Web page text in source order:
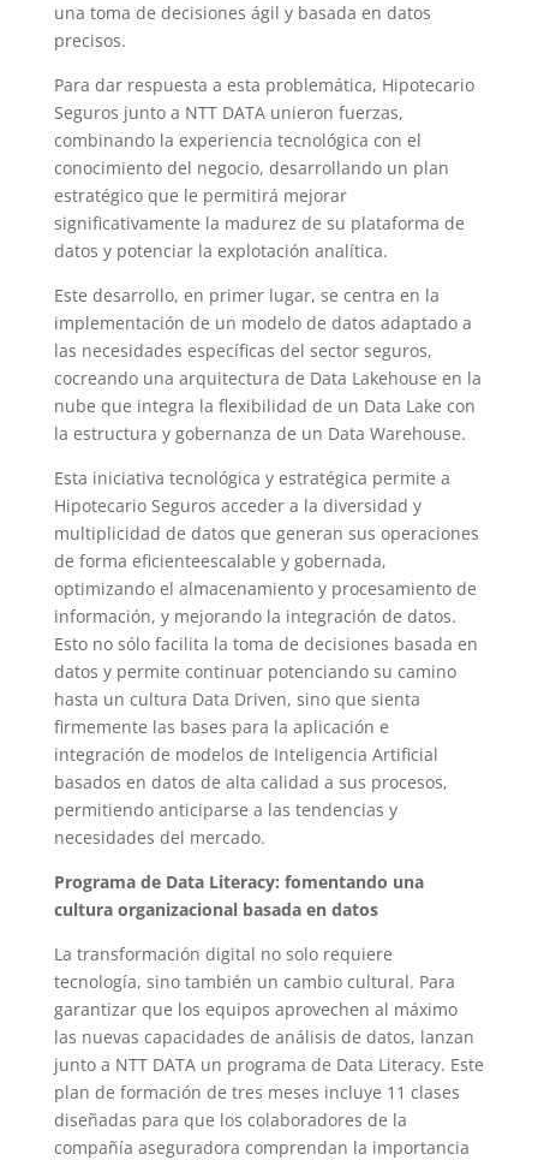
una toma de decisiones ágil y basada en datos
precisos.
Para dar respuesta a esta problemática, Hipotecario
Seguros junto a NTT DATA unieron fuerzas,
combinando la experiencia tecnológica con el
conocimiento del negocio, desarrollando un plan
estratégico que le permitirá mejorar
significativamente la madurez de su plataforma de
datos y potenciar la explotación analítica.
Este desarrollo, en primer lugar, se centra en la
implementación de un modelo de datos adaptado a
las necesidades específicas del sector seguros,
cocreando una arquitectura de Data Lakehouse en la
nube que integra la flexibilidad de un Data Lake con
la estructura y gobernanza de un Data Warehouse.
Esta iniciativa tecnológica y estratégica permite a
Hipotecario Seguros acceder a la diversidad y
multiplicidad de datos que generan sus operaciones
de forma eficienteescalable y gobernada,
optimizando el almacenamiento y procesamiento de
información, y mejorando la integración de datos.
Esto no sólo facilita la toma de decisiones basada en
datos y permite continuar potenciando su camino
hasta un cultura Data Driven, sino que sienta
firmemente las bases para la aplicación e
integración de modelos de Inteligencia Artificial
basados en datos de alta calidad a sus procesos,
permitiendo anticiparse a las tendencias y
necesidades del mercado.
Programa de Data Literacy: fomentando una
cultura organizacional basada en datos
La transformación digital no solo requiere
tecnología, sino también un cambio cultural. Para
garantizar que los equipos aprovechen al máximo
las nuevas capacidades de análisis de datos, lanzan
junto a NTT DATA un programa de Data Literacy. Este
plan de formación de tres meses incluye 11 clases
diseñadas para que los colaboradores de la
compañía aseguradora comprendan la importancia